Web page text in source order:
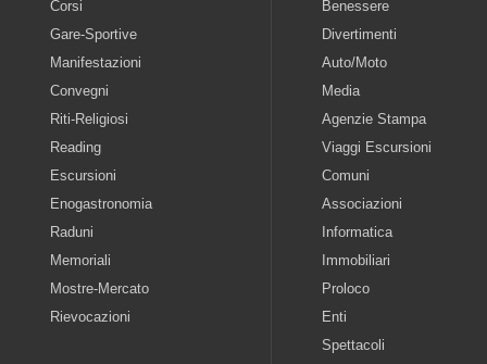
Corsi
Gare-Sportive
Manifestazioni
Convegni
Riti-Religiosi
Reading
Escursioni
Enogastronomia
Raduni
Memoriali
Mostre-Mercato
Rievocazioni
Benessere
Divertimenti
Auto/Moto
Media
Agenzie Stampa
Viaggi Escursioni
Comuni
Associazioni
Informatica
Immobiliari
Proloco
Enti
Spettacoli